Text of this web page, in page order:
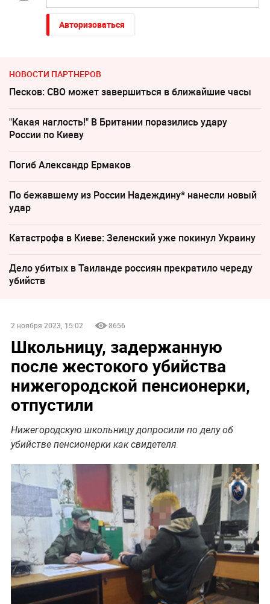
Авторизоваться
НОВОСТИ ПАРТНЕРОВ
Песков: СВО может завершиться в ближайшие часы
"Какая наглость!" В Британии поразились удару
России по Киеву
Погиб Александр Ермаков
По бежавшему из России Надеждину* нанесли новый
удар
Катастрофа в Киеве: Зеленский уже покинул Украину
Дело убитых в Таиланде россиян прекратило череду
убийств
2 ноября 2023, 15:02 8656
Школьницу, задержанную
после жестокого убийства
нижегородской пенсионерки,
отпустили
Нижегородскую школьницу допросили по делу об
убийстве пенсионерки как свидетеля